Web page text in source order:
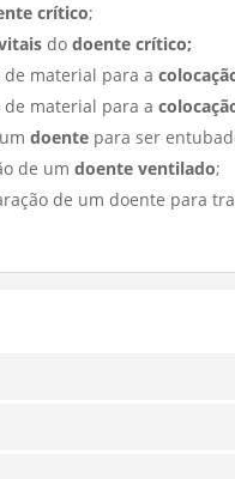
crítico;
dodoente crítico;
de material para a
de material para a
umdoente para ser
de umdoente ventilado;
de um doente para